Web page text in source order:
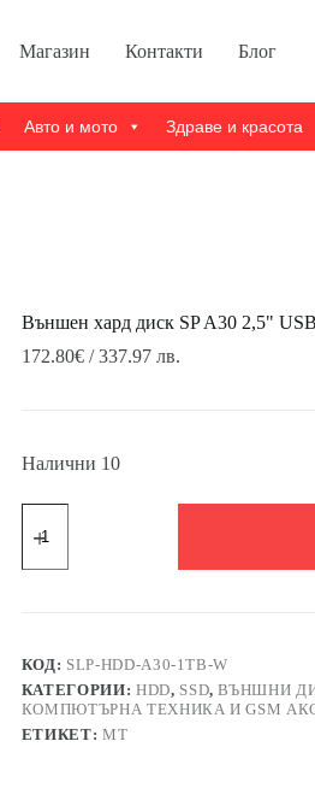
Магазин Контакти Блог
Авто и мото Здраве и красота
Външен хард диск SP A30 2,5"
172.80€/ 337.97 лв.
Налични 10
хард
2,5"
USB
3.0
1TB
КОД: SLP-HDD-A30-1TB-W
КАТЕГОРИИ: HDD, SSD,ВЪНШНИ
КОМПЮТЪРНА ТЕХНИКА И GSM
ЕТИКЕТ: MT